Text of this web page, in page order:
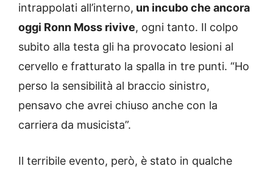
intrappolati all’interno, un incubo che ancora
oggi Ronn Moss rivive, ogni tanto. Il colpo
subito alla testa gli ha provocato lesioni al
cervello e fratturato la spalla in tre punti. “Ho
perso la sensibilità al braccio sinistro,
pensavo che avrei chiuso anche con la
carriera da musicista”.
Il terribile evento, però, è stato in qualche